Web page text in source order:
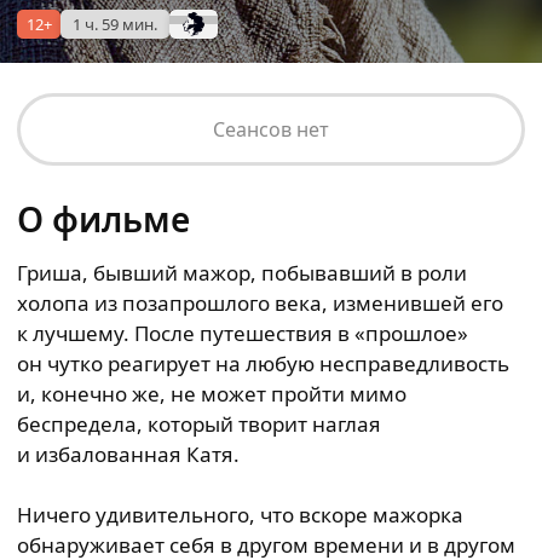
12+ 1 ч. 59 мин.
Сеансов нет
О фильме
Гриша, бывший мажор, побывавший в роли
холопа из позапрошлого века, изменившей его
к лучшему. После путешествия в «прошлое»
он чутко реагирует на любую несправедливость
и, конечно же, не может пройти мимо
беспредела, который творит наглая
и избалованная Катя.
Ничего удивительного, что вскоре мажорка
обнаруживает себя в другом времени и в другом